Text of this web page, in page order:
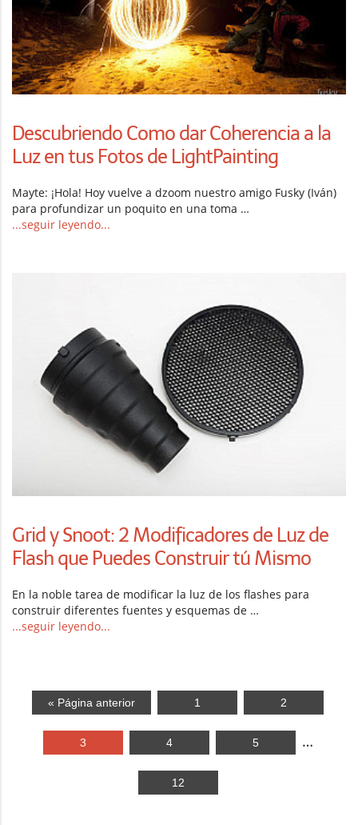
Descubriendo Como dar Coherencia a la
Luz en tus Fotos de LightPainting
Mayte: ¡Hola! Hoy vuelve a dzoom nuestro amigo Fusky (Iván)
para profundizar un poquito en una toma …
...seguir leyendo...
Grid y Snoot: 2 Modificadores de Luz de
Flash que Puedes Construir tú Mismo
En la noble tarea de modificar la luz de los flashes para
construir diferentes fuentes y esquemas de …
...seguir leyendo...
« Página anterior 1 2
3 4 5 …
12